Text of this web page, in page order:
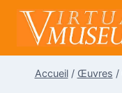
Aller
contenu
Accueil / Œuvres /